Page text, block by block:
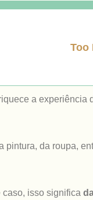
Too
a experiência
pintura, da roupa,
isso significa